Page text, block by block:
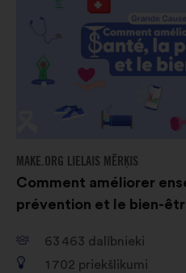
MAKE.ORG LIELAIS MĒRĶIS
Comment améliorer
prévention et le bien-
63 463 dalībnieki
1 702 priekšlikumi